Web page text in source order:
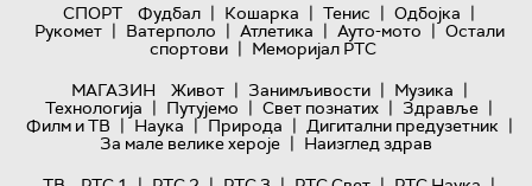
СПОРТ
Фудбал | Кошарка | Тенис | Одбојка |
Рукомет | Ватерполо | Атлетика | Ауто-мото | Остали
спортови | Меморијал РТС
МАГАЗИН
Живот | Занимљивости | Музика |
Технологијa | Путујемо | Свет познатих | Здравље |
Филм и ТВ | Наука | Природа | Дигитални предузетник |
За мале велике хероје | Наизглед здрав